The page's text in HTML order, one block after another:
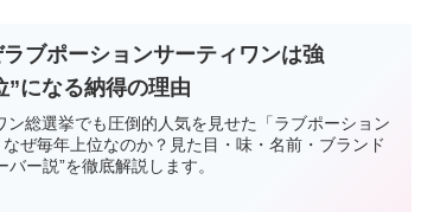
ラブポーションサーティワンは強
”になる納得の理由
ン総選挙でも圧倒的人気を見せた「ラブポーション
ぜ毎年上位なのか？見た目・味・名前・ブランド
バー説”を徹底解説します。